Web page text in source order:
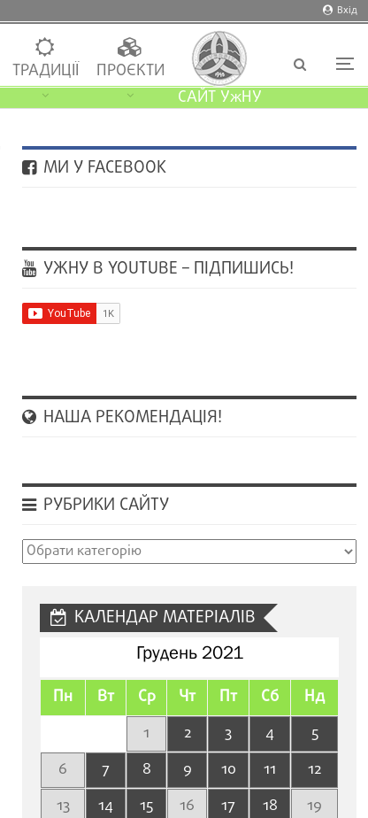
Вхід
ТРАДИЦІЇ
ПРОЄКТИ
САЙТ УжНУ
МИ У FACEBOOK
УЖНУ В YOUTUBE – ПІДПИШИСЬ!
НАША РЕКОМЕНДАЦІЯ!
РУБРИКИ САЙТУ
Рубрики
КАЛЕНДАР МАТЕРІАЛІВ
Грудень 2021
Пн Вт Ср Чт Пт Сб Нд
1 2 3 4
5
6
7 8 9 10 11
12
13
14 15 16 17 18
19